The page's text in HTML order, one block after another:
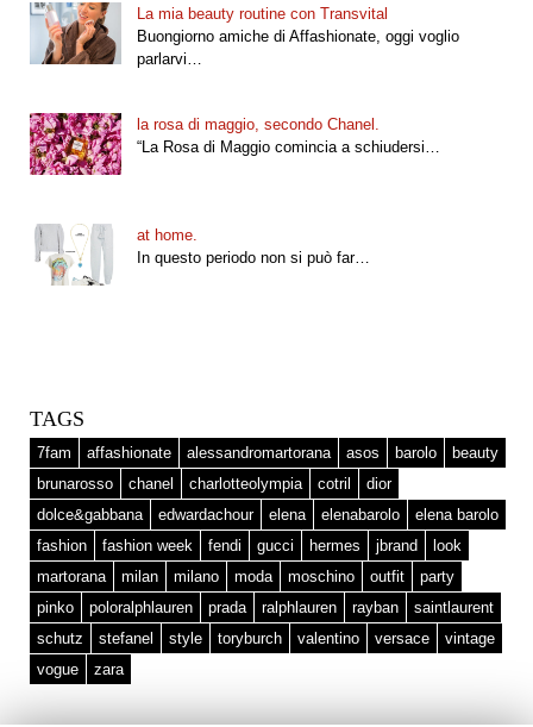
La mia beauty routine con Transvital
Buongiorno amiche di Affashionate, oggi voglio
parlarvi…
la rosa di maggio, secondo Chanel.
“La Rosa di Maggio comincia a schiudersi…
at home.
In questo periodo non si può far…
TAGS
7fam affashionate alessandromartorana asos barolo
beauty
brunarosso
chanel charlotteolympia cotril
dior
dolce&gabbana
edwardachour elena elenabarolo
elena barolo
fashion
fashion week fendi gucci hermes jbrand
look
martorana
milan milano moda moschino outfit
party
pinko
poloralphlauren prada ralphlauren rayban
saintlaurent
schutz
stefanel style toryburch valentino versace
vintage
vogue
zara